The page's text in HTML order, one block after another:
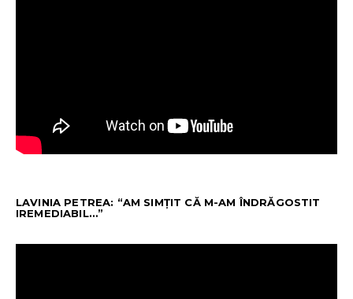
LAVINIA PETREA: “AM SIMȚIT CĂ M-AM ÎNDRĂGOSTIT
IREMEDIABIL…”